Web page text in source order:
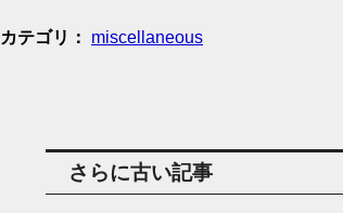
カテゴリ miscellaneous
さらに古い記事